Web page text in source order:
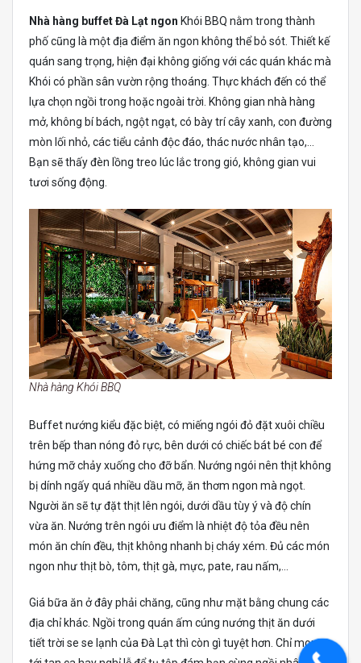
Nhà hàng buffet Đà Lạt ngon Khói BBQ nằm trong thành
phố cũng là một địa điểm ăn ngon không thể bỏ sót. Thiết kế
quán sang trọng, hiện đại không giống với các quán khác mà
Khói có phần sân vườn rộng thoáng. Thực khách đến có thể
lựa chọn ngồi trong hoặc ngoài trời. Không gian nhà hàng
mở, không bí bách, ngột ngạt, có bày trí cây xanh, con đường
mòn lối nhỏ, các tiểu cảnh độc đáo, thác nước nhân tạo,…
Bạn sẽ thấy đèn lồng treo lúc lắc trong gió, không gian vui
tươi sống động.
Nhà hàng Khói BBQ
Buffet nướng kiểu đặc biệt, có miếng ngói đỏ đặt xuôi chiều
trên bếp than nóng đỏ rực, bên dưới có chiếc bát bé con để
hứng mỡ chảy xuống cho đỡ bẩn. Nướng ngói nên thịt không
bị dính ngấy quá nhiều dầu mỡ, ăn thơm ngon mà ngọt.
Người ăn sẽ tự đặt thịt lên ngói, dưới dầu tùy ý và độ chín
vừa ăn. Nướng trên ngói ưu điểm là nhiệt độ tỏa đều nên
món ăn chín đều, thịt không nhanh bị cháy xém. Đủ các món
ngon như thịt bò, tôm, thịt gà, mực, pate, rau nấm,…
Giá bữa ăn ở đây phải chăng, cũng như mặt bằng chung các
địa chỉ khác. Ngồi trong quán ấm cúng nướng thịt ăn dưới
tiết trời se se lạnh của Đà Lạt thì còn gì tuyệt hơn. Chỉ mong